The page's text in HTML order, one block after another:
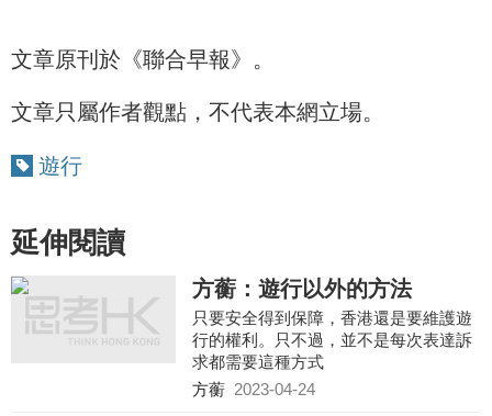
文章原刊於《聯合早報》。
文章只屬作者觀點，不代表本網立場。
遊行
延伸閱讀
方蘅：遊行以外的方法
只要安全得到保障，香港還是要維護遊
行的權利。只不過，並不是每次表達訴
求都需要這種方式
方蘅 2023-04-24